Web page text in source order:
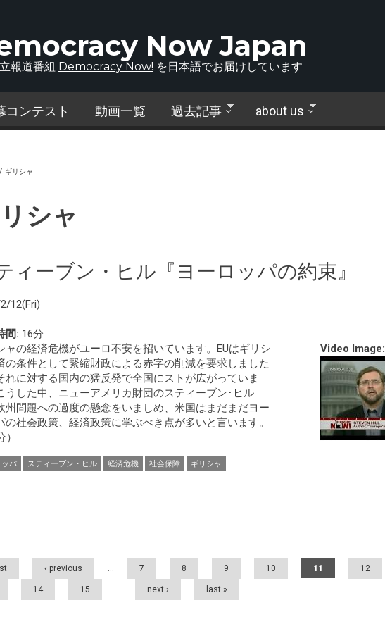
Now Japan
報道番組 Democracy Now! を日本語でお届けしています
コンテスト 動画一覧 過去記事 about us
/ ギリシャ
シャ
ィーブン・ヒル『ヨーロッパの約束』
12(Fri)
間: 16分
Video Image:
ャの経済危機がユーロ不安を招いています。EUはギリシ
の条件として緊縮財政による赤字の削減を要求しました
れに対する国内の猛反発で全国にストが広がっていま
うした中、ニューアメリカ財団のスティーブン･ヒル
州問題への過度の懸念をいましめ、米国はまだまだヨー
の社会政策、経済政策に学ぶべき点が多いと言います。
）
パ スティーブン・ヒル 経済危機 社会保障 ギリシャ
‹ previous … 7 8 9 10 11 12
14 15 … next › last »